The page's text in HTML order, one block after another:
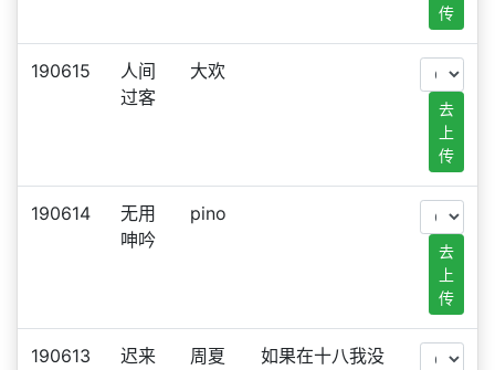
传
190615
人间
过客
大欢
去
上
传
190614
无用
呻吟
pino
去
上
传
190613
迟来
周夏
如果在十八我没